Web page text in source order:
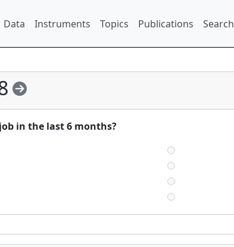
Data Instruments Topics Publications
in the last 6 months?